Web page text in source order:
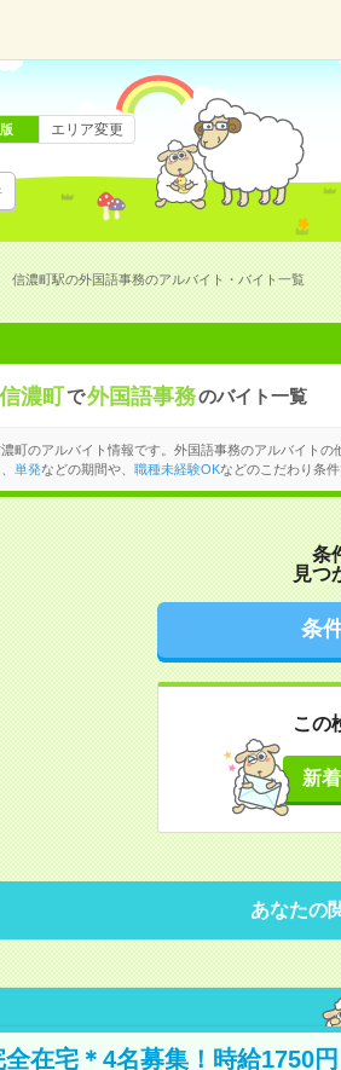
エリア変更
信濃町駅の外国語事務のアルバイト・バイト一覧
信濃町で外国語事務のバイト一覧
町のアルバイト情報です。外国語事務のアルバイトの
単発などの期間や、 職種未経験OKなどのこだわり条件
条
見つ
条
この
新
あなたの
全在宅＊4名募集！時給1750